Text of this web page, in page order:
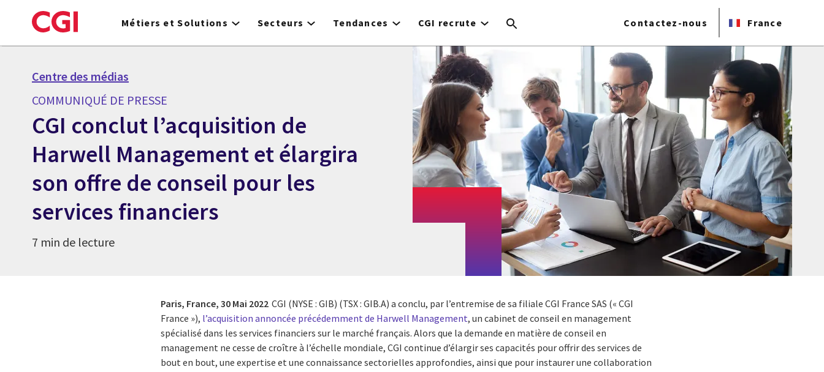
to
Métiers et Solutions Secteurs Tendances CGI recrute Contactez-nous France
Centre des médias
COMMUNIQUÉ DE PRESSE
CGI conclut l’acquisition de
Harwell Management et élargira
son offre de conseil pour les
services financiers
7 min de lecture
Paris, France, 30 Mai 2022 CGI (NYSE : GIB) (TSX : GIB.A) a conclu, par l’entremise de sa filiale CGI France SAS (« CGI
France »), l’acquisition annoncée précédemment de Harwell Management, un cabinet de conseil en management
spécialisé dans les services financiers sur le marché français. Alors que la demande en matière de conseil en
management ne cesse de croître à l’échelle mondiale, CGI continue d’élargir ses capacités pour offrir des services de
bout en bout, une expertise et une connaissance sectorielles approfondies, ainsi que pour instaurer une collaboration